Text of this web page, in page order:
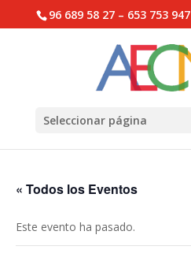
Abrir barra de herramientas
96 689 58 27 – 653 753 947
Seleccionar página
« Todos los Eventos
Este evento ha pasado.